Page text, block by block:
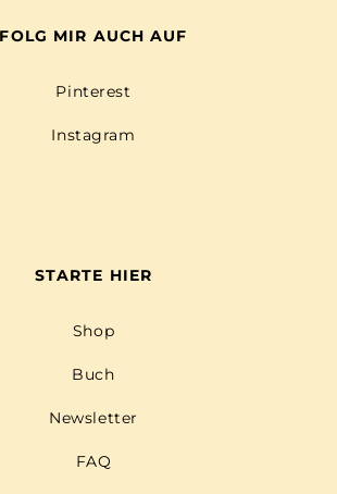
FOLG MIR AUCH AUF
Pinterest
Instagram
STARTE HIER
Shop
Buch
Newsletter
FAQ